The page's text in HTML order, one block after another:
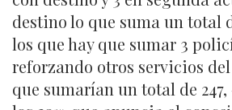
destino lo que suma un total
los que hay que sumar 3
reforzando otros servicios
que sumarían un total de 247,